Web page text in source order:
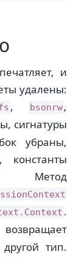
и
удалены:
, bsonrw,
сигнатуры
убраны,
константы
Метод
.
тип.